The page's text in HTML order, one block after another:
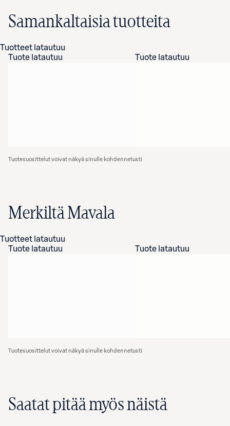
Samankaltaisia tuotteita
Tuotteet latautuu
Tuote latautuu
Tuote latautuu
Tuotesuosittelut voivat näkyä sinulle kohdennetusti
Merkiltä Mavala
Tuotteet latautuu
Tuote latautuu
Tuote latautuu
Tuotesuosittelut voivat näkyä sinulle kohdennetusti
Saatat pitää myös näistä